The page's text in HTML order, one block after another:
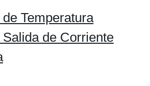
Temperatura
de Corriente